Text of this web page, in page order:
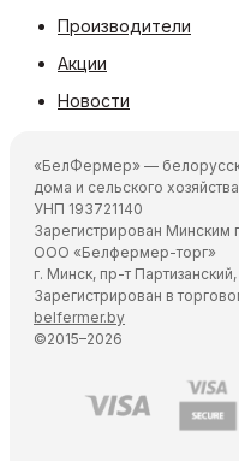
Производители
Акции
Новости
«БелФермер» —
дома и сельского
УНП 193721140
Зарегистрирован Минским
ООО «Белфермер-торг»
г. Минск, пр-т
Зарегистрирован в
belfermer.by
©2015–2026